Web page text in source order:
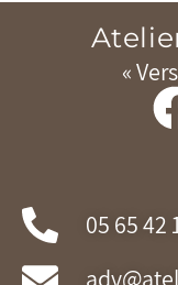
«
05 65 42